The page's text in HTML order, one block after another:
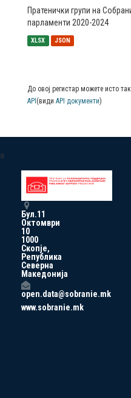
Пратенички групи на
парламенти 2020-2024
XLSX JSON
До овој регистар можете исто
API (види API документи)
a
Бул.11
Октомври
10
1000
Скопје,
Република
Северна
Македонија
open.data@sobranie.mk
www.sobranie.mk